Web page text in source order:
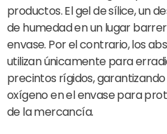
productos. El gel de sílice, un
de humedad en un lugar
envase. Por el contrario, los
utilizan únicamente para
precintos rígidos,
oxígeno en el envase para
de la mercancía.